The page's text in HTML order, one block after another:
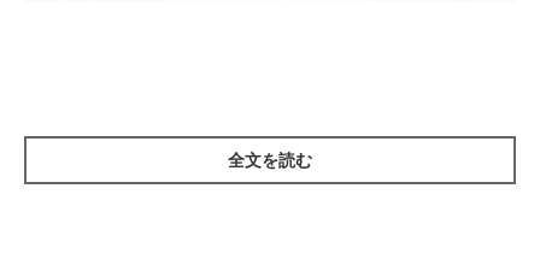
全文を読む